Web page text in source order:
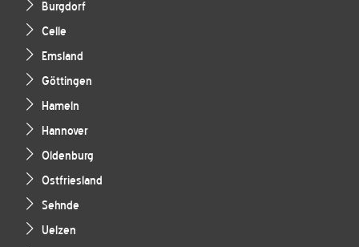
Burgdorf
Celle
Emsland
Göttingen
Hameln
Hannover
Oldenburg
Ostfriesland
Sehnde
Uelzen